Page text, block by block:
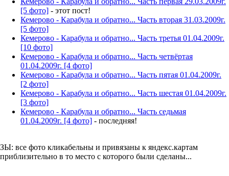
[5 фото] - этот пост!
Кемерово - Карабула и обратно... Часть вторая 31.03.2009г.
[5 фото]
Кемерово - Карабула и обратно... Часть третья 01.04.2009г.
[10 фото]
Кемерово - Карабула и обратно... Часть четвёртая
01.04.2009г. [4 фото]
Кемерово - Карабула и обратно... Часть пятая 01.04.2009г.
[2 фото]
Кемерово - Карабула и обратно... Часть шестая 01.04.2009г.
[3 фото]
Кемерово - Карабула и обратно... Часть седьмая
01.04.2009г. [4 фото] - последняя!
ЗЫ: все фото кликабельны и привязаны к яндекс.картам
приблизительно в то место с которого были сделаны...